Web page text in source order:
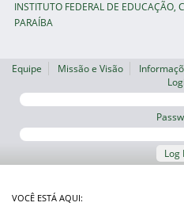
INSTITUTO FEDERAL DE EDUCAÇÃO,
PARAÍBA
Equipe Missão e Visão
Log
VOCÊ ESTÁ AQUI: